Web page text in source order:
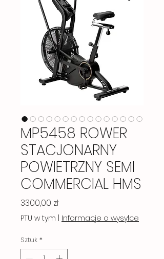
MP5458 ROWER
STACJONARNY
POWIETRZNY SEMI
COMMERCIAL HMS
3300,00 złCena
PTU w tym Informacje o wysyłce
Sztuk *